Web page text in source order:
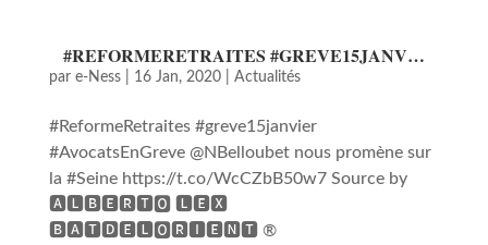
#REFORMERETRAITES #GREVE15JANV…
par e-Ness| 16 Jan, 2020| Actualités
#ReformeRetraites #greve15janvier
#AvocatsEnGreve @NBelloubet nous promène sur
la #Seine https://t.co/WcCZbB50w7 Source by
🅰🅻🅱🅴🆁🆃🅾 🅻🅴🆇
🅱🅰🆃🅳🅴🅻🅾🆁🅸🅴🅽🆃 ®